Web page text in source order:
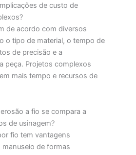
de custo de
de acordo com diversos
o tipo de material, o tempo de
de precisão e a
peça. Projetos complexos
mais tempo e recursos de
a fio se compara a
de usinagem?
fio tem vantagens
de formas